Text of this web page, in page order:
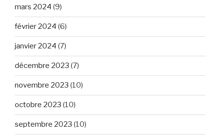
mars 2024 (9)
février 2024 (6)
janvier 2024 (7)
décembre 2023 (7)
novembre 2023 (10)
octobre 2023 (10)
septembre 2023 (10)